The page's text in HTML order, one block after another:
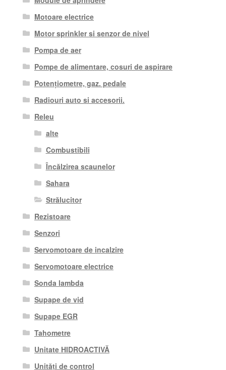
Motoare electrice
Motor sprinkler si senzor de nivel
Pompa de aer
Pompe de alimentare, cosuri de aspirare
Potențiometre, gaz. pedale
Radiouri auto si accesorii.
Releu
alte
Combustibili
Încălzirea scaunelor
Sahara
Strălucitor
Rezistoare
Senzori
Servomotoare de incalzire
Servomotoare electrice
Sonda lambda
Supape de vid
Supape EGR
Tahometre
Unitate HIDROACTIVĂ
Unități de control